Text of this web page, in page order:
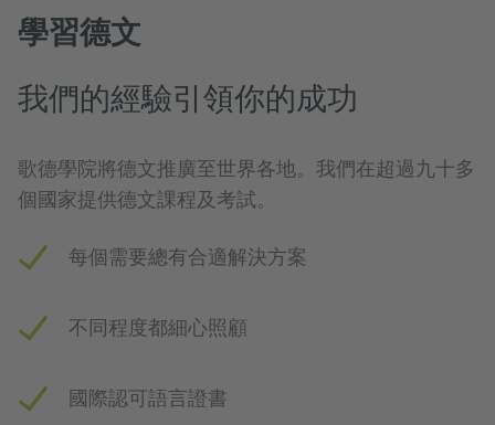
學習德文
我們的經驗引領你的成功
歌德學院將德文推廣至世界各地。我們在超過九十多
個國家提供德文課程及考試。
每個需要總有合適解決方案
不同程度都細心照顧
國際認可語言證書